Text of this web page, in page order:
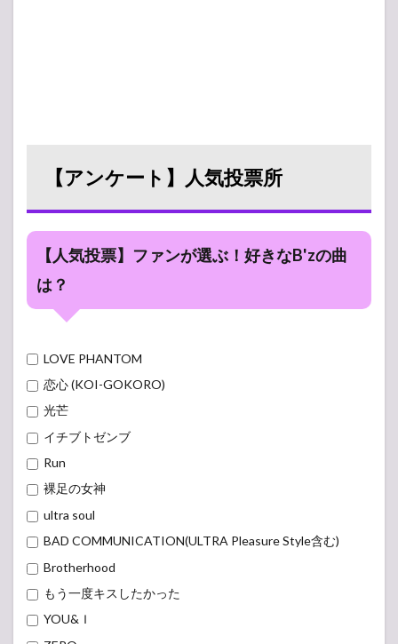
【アンケート】人気投票所
【人気投票】ファンが選ぶ！好きなB'zの曲
は？
LOVE PHANTOM
恋心 (KOI-GOKORO)
光芒
イチブトゼンブ
Run
裸足の女神
ultra soul
BAD COMMUNICATION(ULTRA Pleasure Style含む)
Brotherhood
もう一度キスしたかった
YOU&Ｉ